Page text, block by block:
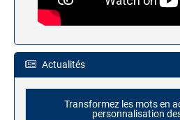
Actualités
Transformez les mots en
personnalisation